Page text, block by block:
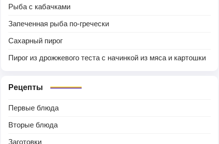
Рыба с кабачками
Запеченная рыба по-гречески
Сахарный пирог
Пирог из дрожжевого теста с начинкой из мяса и картошки
Рецепты
Первые блюда
Вторые блюда
Заготовки